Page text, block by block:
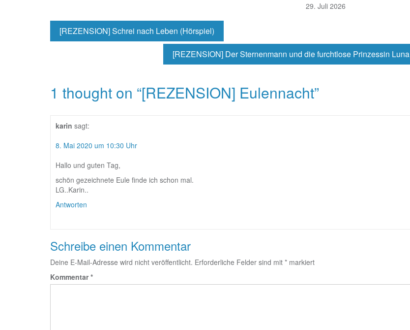
29. Juli 2026
[REZENSION] Schrei nach Leben (Hörspiel)
[REZENSION] Der Sternenmann und die furchtlose Prinzessin Luna
1 thought on “[REZENSION] Eulennacht”
karin sagt:
8. Mai 2020 um 10:30 Uhr
Hallo und guten Tag,
schön gezeichnete Eule finde ich schon mal.
LG..Karin..
Antworten
Schreibe einen Kommentar
Deine E-Mail-Adresse wird nicht veröffentlicht. Erforderliche Felder sind mit * markiert
Kommentar*